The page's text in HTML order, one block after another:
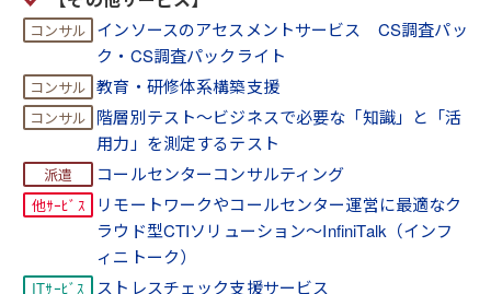
インソースのアセスメントサービス CS調査パッ
ク・CS調査パックライト
教育・研修体系構築支援
階層別テスト～ビジネスで必要な「知識」と「活
用力」を測定するテスト
コールセンターコンサルティング
リモートワークやコールセンター運営に最適なク
ラウド型CTIソリューション～InfiniTalk（インフ
ィニトーク）
ストレスチェック支援サービス